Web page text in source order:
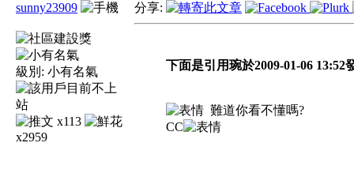
sunny23909
級別: 小有名氣
x113
x2959
分享:
下面是引用琬於2009-01-06 13:52
難道你看不懂嗎?
CC